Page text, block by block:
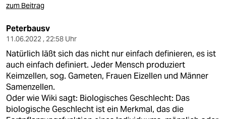
zum Beitrag
Peterbausv
11.06.2022 , 22:58 Uhr
Natürlich läßt sich das nicht nur einfach definieren, es ist
auch einfach definiert. Jeder Mensch produziert
Keimzellen, sog. Gameten, Frauen Eizellen und Männer
Samenzellen.
Oder wie Wiki sagt: Biologisches Geschlecht: Das
biologische Geschlecht ist ein Merkmal, das die